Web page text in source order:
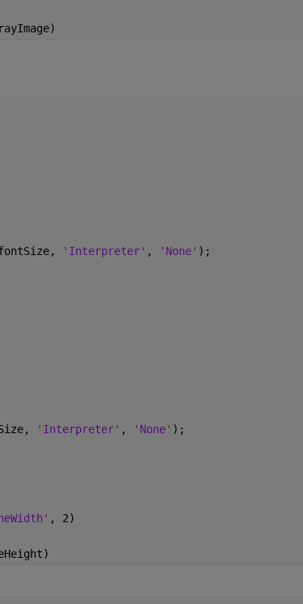
'Interpreter' , 'None' );
'Interpreter' , 'None' );
, 2)